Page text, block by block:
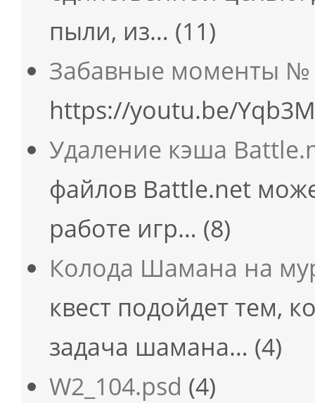
пыли, из… (11)
Забавные моменты №
https://youtu.be/
Удаление кэша
файлов Battle.net
работе игр… (8)
Колода Шамана на
квест подойдет тем,
задача шамана… (4)
W2_104.psd (4)